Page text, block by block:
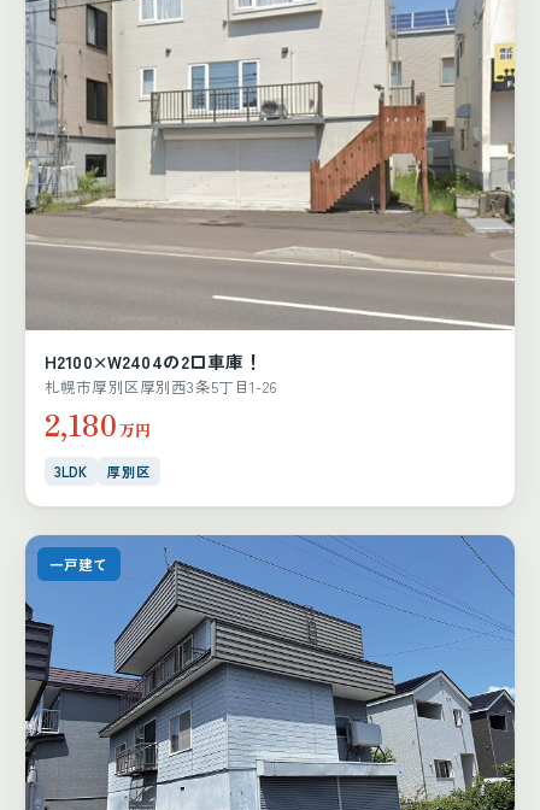
H2100×W2404の2口車庫！
札幌市厚別区厚別西3条5丁目1-26
2,180万円
3LDK 厚別区
一戸建て